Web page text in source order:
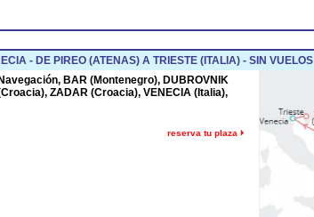
- DE PIREO (ATENAS) A TRIESTE (ITALIA) - SIN VUELOS
BAR (Montenegro), DUBROVNIK
ZADAR (Croacia), VENECIA (Italia),
reserva tu plaza